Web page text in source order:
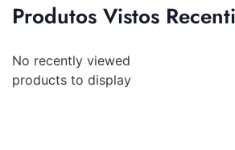
Produtos Vistos
No recently viewed
products to display